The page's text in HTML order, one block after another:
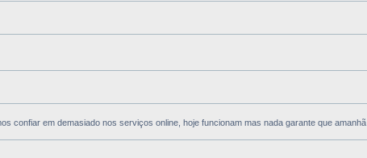
confiar em demasiado nos serviços online, hoje funcionam mas nada garante que amanhã